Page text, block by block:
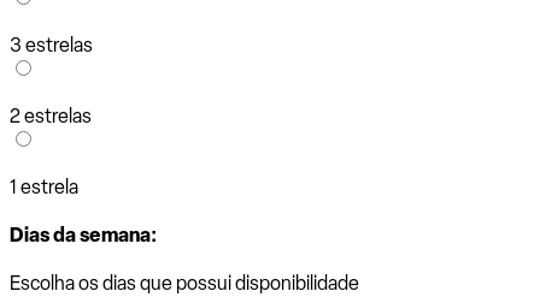
3 estrelas
2 estrelas
1 estrela
Dias da semana:
Escolha os dias que possui disponibilidade